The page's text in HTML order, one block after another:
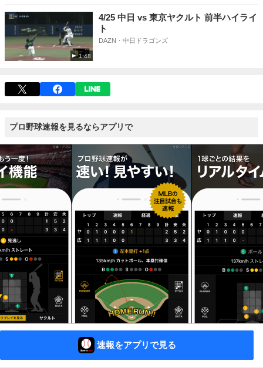
1:48
4/25 中日 vs 東京ヤクルト 前半ハイライ
ト
DAZN・中日ドラゴンズ
プロ野球速報を見るならアプリで
速報をアプリで見る